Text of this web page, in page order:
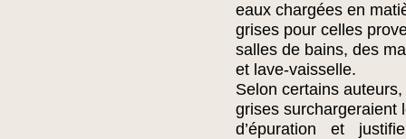
eaux chargées en
grises pour celles
salles de bains, des
et lave-vaisselle.
Selon certains
grises surchargeraient
d’épuration et